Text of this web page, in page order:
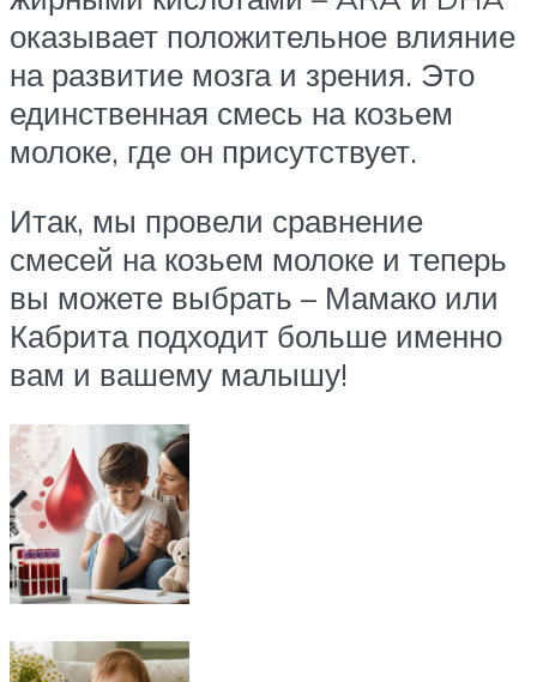
оказывает положительное влияние
на развитие мозга и зрения. Это
единственная смесь на козьем
молоке, где он присутствует.
Итак, мы провели сравнение
смесей на козьем молоке и теперь
вы можете выбрать – Мамако или
Кабрита подходит больше именно
вам и вашему малышу!